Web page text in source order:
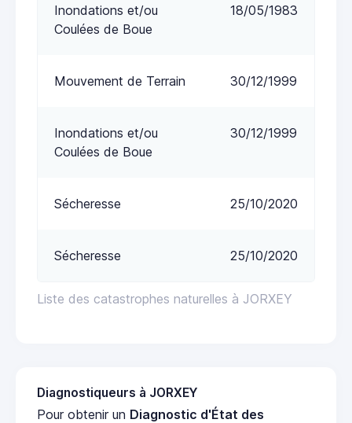
Liste des catastrophes naturelles à JORXEY
Inondations et/ou
Coulées de Boue
18/05/1983
Mouvement de Terrain 30/12/1999
Inondations et/ou
Coulées de Boue
30/12/1999
Sécheresse 25/10/2020
Sécheresse 25/10/2020
Diagnostiqueurs à JORXEY
Pour obtenir un Diagnostic d'État des